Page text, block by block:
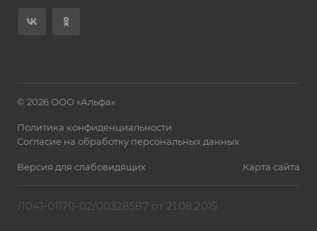
© 2026 ООО «Альфа»
Политика конфиденциальности
Согласие на обработку персональных данных
Версия для слабовидящих Карта сайта
Л041-01170-02/00328587 от 21.08.2015